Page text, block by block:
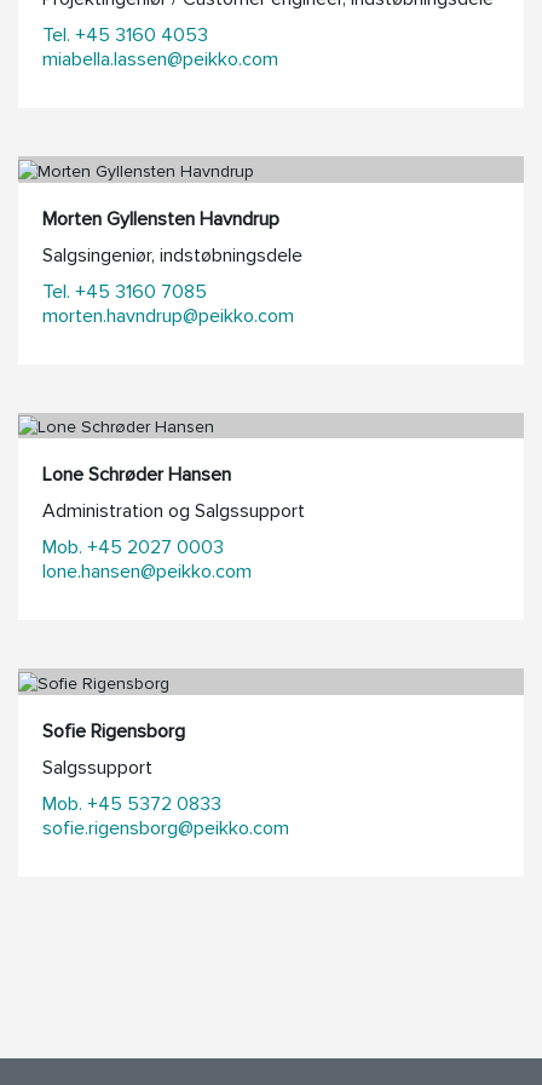
Tel. +45 3160 4053
miabella.lassen@peikko.com
Morten Gyllensten Havndrup
Salgsingeniør, indstøbningsdele
Tel. +45 3160 7085
morten.havndrup@peikko.com
Lone Schrøder Hansen
Administration og Salgssupport
Mob. +45 2027 0003
lone.hansen@peikko.com
Sofie Rigensborg
Salgssupport
Mob. +45 5372 0833
sofie.rigensborg@peikko.com